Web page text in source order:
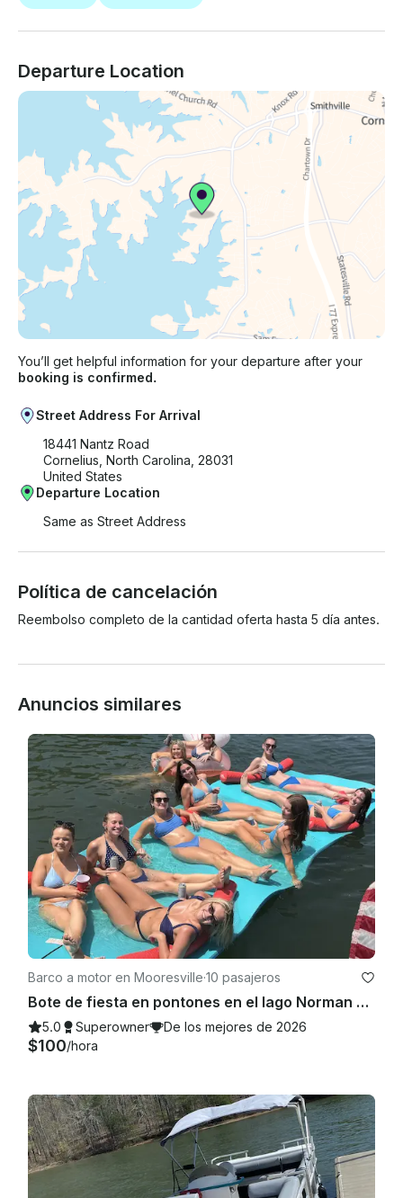
Departure Location
You’ll get helpful information for your departure after your
booking is confirmed.
Street Address For Arrival
18441 Nantz Road
Cornelius, North Carolina, 28031
United States
Departure Location
Same as Street Address
Política de cancelación
Reembolso completo de la cantidad oferta hasta 5 día antes.
Anuncios similares
Barco a motor en Mooresville·10 pasajeros
Bote de fiesta en pontones en el lago Norman con capitán
5.0 Superowner De los mejores de 2026
$100/hora